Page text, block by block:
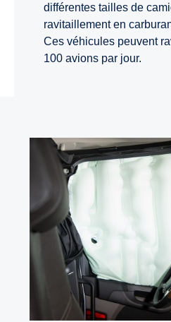
différentes tailles de
ravitaillement en
Ces véhicules peuvent
100 avions par jour.